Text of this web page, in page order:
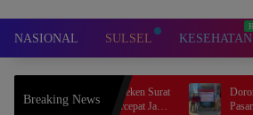
NASIONAL SULSEL KESEHATAN
Breaking News
Keterbukaan Informasi, Mahasiswa KKN
Papan Informasi di Desa Kanaungan.